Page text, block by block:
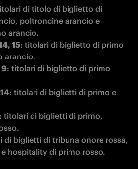
di titolo di biglietto di
poltroncine arancio e
arancio.
15: titolari di biglietto di primo
arancio.
9: titolari di biglietto di primo
: titolari di biglietti di primo e
: titolari di biglietti di primo,
di biglietti di tribuna onore rossa,
hospitality di primo rosso.